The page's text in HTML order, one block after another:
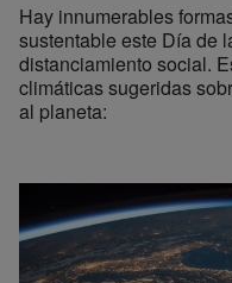
Hay innumerables
sustentable este Día de
distanciamiento social.
climáticas sugeridas
al planeta: